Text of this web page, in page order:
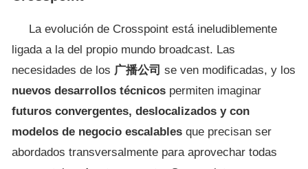
La evolución de Crosspoint está ineludiblemente
ligada a la del propio mundo broadcast. Las
necesidades de los 广播公司 se ven modificadas, y los
nuevos desarrollos técnicos permiten imaginar
futuros convergentes, deslocalizados y con
modelos de negocio escalables que precisan ser
abordados transversalmente para aprovechar todas